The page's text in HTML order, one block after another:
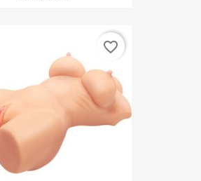
favorite_border